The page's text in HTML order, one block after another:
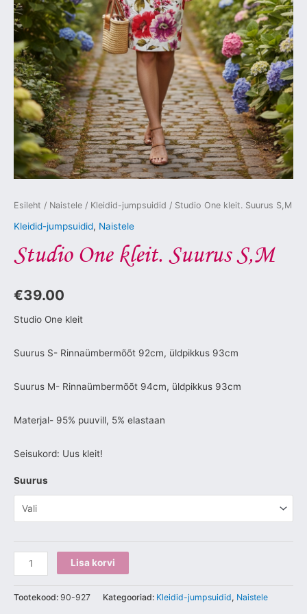
Esileht / Naistele / Kleidid-jumpsuidid / Studio One kleit. Suurus S,M
Kleidid-jumpsuidid, Naistele
Studio One kleit. Suurus S,M
€39.00
Studio One kleit
Suurus S- Rinnaümbermõõt 92cm, üldpikkus 93cm
Suurus M- Rinnaümbermõõt 94cm, üldpikkus 93cm
Materjal- 95% puuvill, 5% elastaan
Seisukord: Uus kleit!
Suurus
Lisa korvi
Tootekood: 90-927 Kategooriad: Kleidid-jumpsuidid, Naistele